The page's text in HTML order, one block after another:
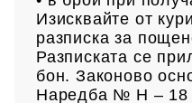
Изисквайте от
разписка за
Разписката се
бон. Законово
Наредба № Н – 18